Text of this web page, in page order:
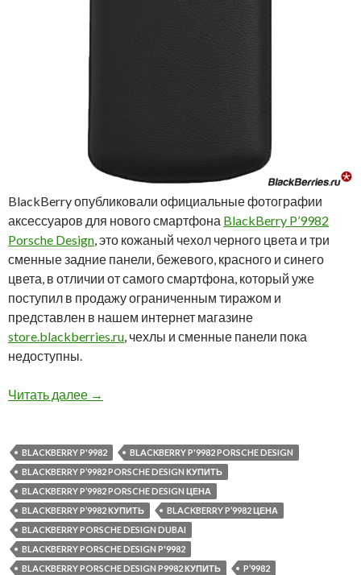
BlackBerry опубликовали официальные фотографии
аксессуаров для нового смартфона BlackBerry P’9982
Porsche Design, это кожаный чехол черного цвета и три
сменные задние панели, бежевого, красного и синего
цвета, в отличии от самого смартфона, который уже
поступил в продажу ограниченным тиражом и
представлен в нашем интернет магазине
store.blackberries.ru, чехлы и сменные панели пока
недоступны.
Читать далее Аксессуары для BlackBerry P’9982 Porsche
→
BLACKBERRY P'9982
BLACKBERRY P'9982 PORSCHE DESIGN
BLACKBERRY P’9982 PORSCHE DESIGN КУПИТЬ
BLACKBERRY P’9982 PORSCHE DESIGN ЦЕНА
BLACKBERRY P’9982 КУПИТЬ
BLACKBERRY P’9982 ЦЕНА
BLACKBERRY PORSCHE DESIGN DUBAI
BLACKBERRY PORSCHE DESIGN P'9982
BLACKBERRY PORSCHE DESIGN P9982 КУПИТЬ
P’9982